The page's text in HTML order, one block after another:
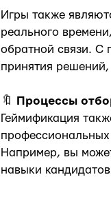
Игры также
реального
обратной связи. С
принятия
🔖
Процессы
Геймификация
Например, вы
навыки